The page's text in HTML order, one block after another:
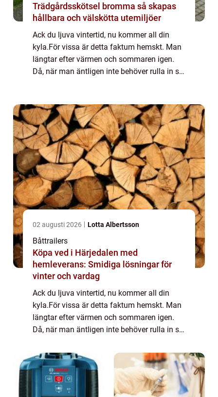
Trädgårdsskötsel bromma så skapas
hållbara och välskötta utemiljöer
Ack du ljuva vintertid, nu kommer all din
kyla.För vissa är detta faktum hemskt. Man
längtar efter värmen och sommaren igen.
Då, när man äntligen inte behöver rulla in sig
02 augusti 2026 Lotta Albertsson
Båttrailers
Köpa ved i Härjedalen med
hemleverans: Smidiga lösningar för
vinter och vardag
Ack du ljuva vintertid, nu kommer all din
kyla.För vissa är detta faktum hemskt. Man
längtar efter värmen och sommaren igen.
Då, när man äntligen inte behöver rulla in sig
minsta lilla tå utanför ytterdörren.För ...